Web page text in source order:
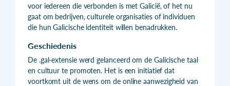
voor iedereen die verbonden is met Galicië, of het nu
gaat om bedrijven, culturele organisaties of individuen
die hun Galicische identiteit willen benadrukken.
Geschiedenis
De .gal-extensie werd gelanceerd om de Galicische taal
en cultuur te promoten. Het is een initiatief dat
voortkomt uit de wens om de online aanwezigheid van